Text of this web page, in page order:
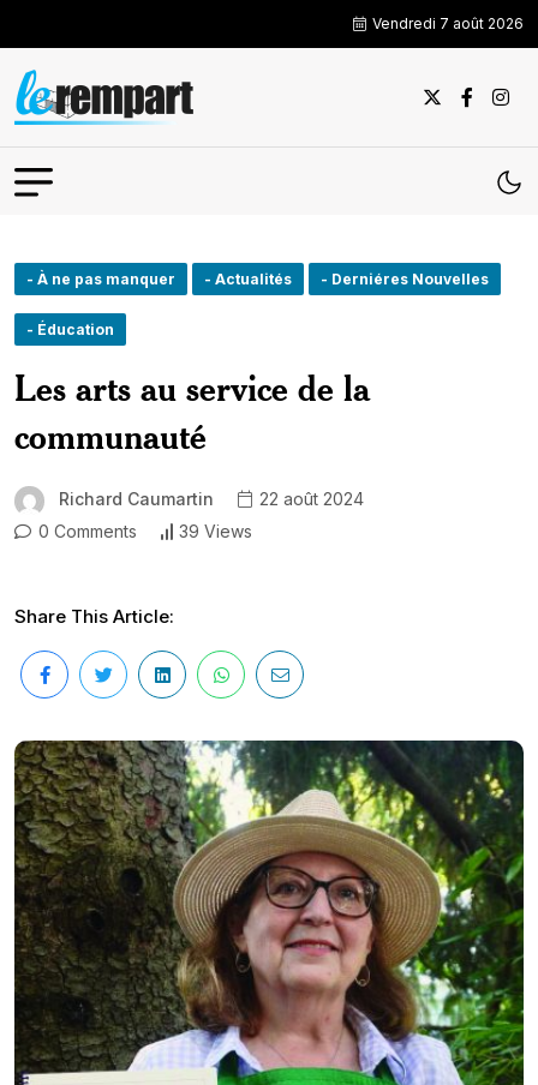
Vendredi 7 août 2026
- À ne pas manquer - Actualités - Derniéres Nouvelles
- Éducation
Les arts au service de la
communauté
Richard Caumartin
22 août 2024
0 Comments
39 Views
Share This Article: